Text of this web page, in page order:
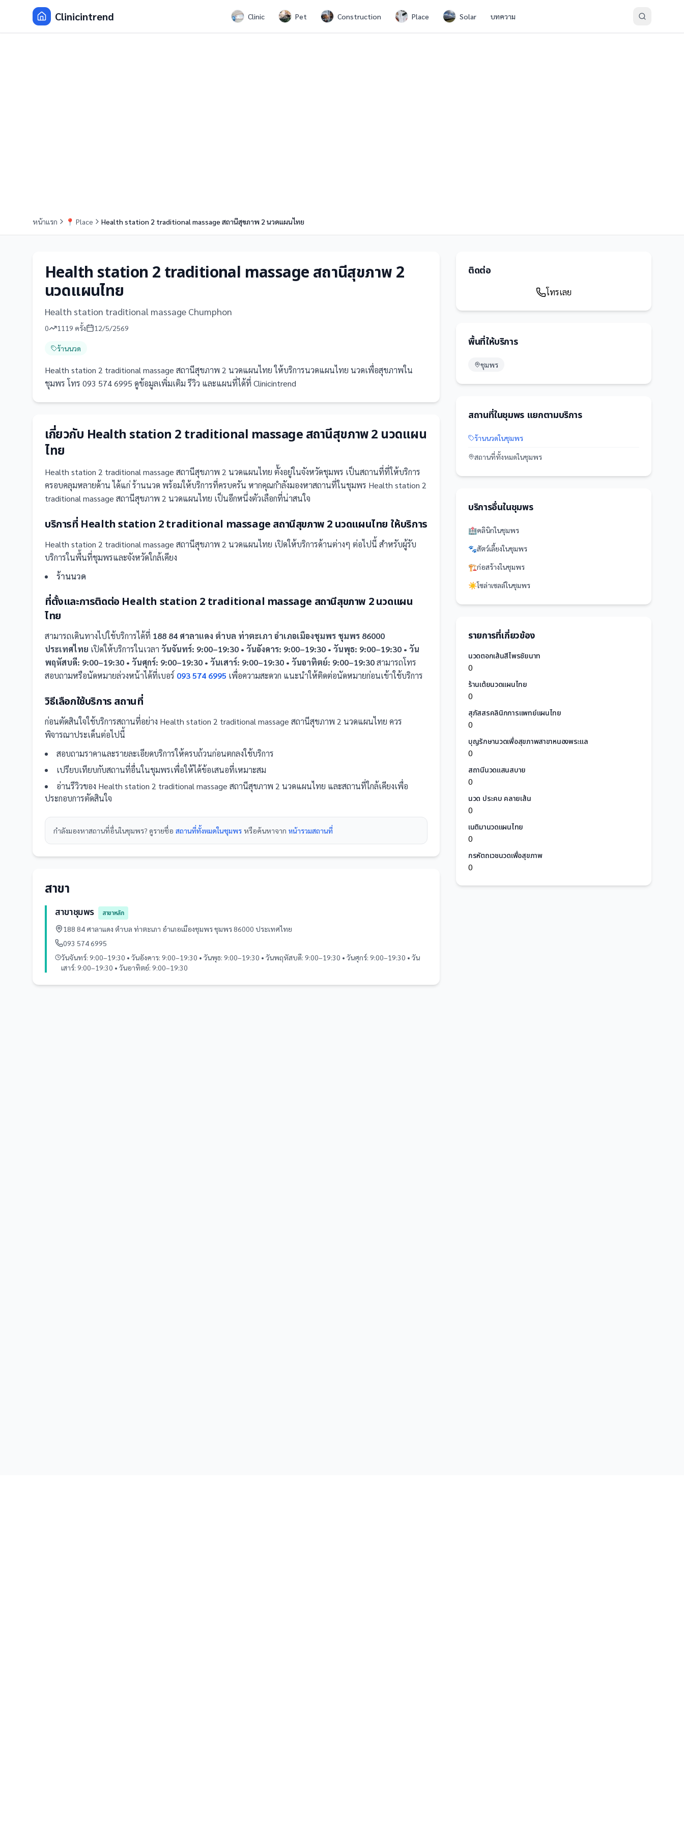
Clinicintrend Clinic Pet Construction Place Solar บทความ
หน้าแรก 📍 Place Health station 2 traditional massage สถานีสุขภาพ 2 นวดแผนไทย
Health station 2 traditional massage สถานีสุขภาพ 2
นวดแผนไทย
Health station traditional massage Chumphon
0 1119 ครั้ง 12/5/2569
ร้านนวด
Health station 2 traditional massage สถานีสุขภาพ 2 นวดแผนไทย ให้บริการนวดแผนไทย นวดเพื่อสุขภาพใน
ชุมพร โทร 093 574 6995 ดูข้อมูลเพิ่มเติม รีวิว และแผนที่ได้ที่ Clinicintrend
เกี่ยวกับ Health station 2 traditional massage สถานีสุขภาพ 2 นวดแผน
ไทย
Health station 2 traditional massage สถานีสุขภาพ 2 นวดแผนไทย ตั้งอยู่ในจังหวัดชุมพร เป็นสถานที่ที่ให้บริการ
ครอบคลุมหลายด้าน ได้แก่ ร้านนวด พร้อมให้บริการที่ครบครัน หากคุณกำลังมองหาสถานที่ในชุมพร Health station 2
traditional massage สถานีสุขภาพ 2 นวดแผนไทย เป็นอีกหนึ่งตัวเลือกที่น่าสนใจ
บริการที่ Health station 2 traditional massage สถานีสุขภาพ 2 นวดแผนไทย ให้บริการ
Health station 2 traditional massage สถานีสุขภาพ 2 นวดแผนไทย เปิดให้บริการด้านต่างๆ ต่อไปนี้ สำหรับผู้รับ
บริการในพื้นที่ชุมพรและจังหวัดใกล้เคียง
ร้านนวด
ที่ตั้งและการติดต่อ Health station 2 traditional massage สถานีสุขภาพ 2 นวดแผน
ไทย
สามารถเดินทางไปใช้บริการได้ที่ 188 84 ศาลาแดง ตำบล ท่าตะเภา อำเภอเมืองชุมพร ชุมพร 86000
ประเทศไทย เปิดให้บริการในเวลา วันจันทร์: 9:00–19:30 • วันอังคาร: 9:00–19:30 • วันพุธ: 9:00–19:30 • วัน
พฤหัสบดี: 9:00–19:30 • วันศุกร์: 9:00–19:30 • วันเสาร์: 9:00–19:30 • วันอาทิตย์: 9:00–19:30สามารถโทร
สอบถามหรือนัดหมายล่วงหน้าได้ที่เบอร์ 093 574 6995 เพื่อความสะดวก แนะนำให้ติดต่อนัดหมายก่อนเข้าใช้บริการ
วิธีเลือกใช้บริการ สถานที่
ก่อนตัดสินใจใช้บริการสถานที่อย่าง Health station 2 traditional massage สถานีสุขภาพ 2 นวดแผนไทย ควร
พิจารณาประเด็นต่อไปนี้
สอบถามราคาและรายละเอียดบริการให้ครบถ้วนก่อนตกลงใช้บริการ
เปรียบเทียบกับสถานที่อื่นในชุมพรเพื่อให้ได้ข้อเสนอที่เหมาะสม
อ่านรีวิวของ Health station 2 traditional massage สถานีสุขภาพ 2 นวดแผนไทย และสถานที่ใกล้เคียงเพื่อ
ประกอบการตัดสินใจ
กำลังมองหาสถานที่อื่นในชุมพร? ดูรายชื่อ สถานที่ทั้งหมดในชุมพร หรือค้นหาจาก หน้ารวมสถานที่
สาขา
สาขาชุมพร
สาขาหลัก
188 84 ศาลาแดง ตำบล ท่าตะเภา อำเภอเมืองชุมพร ชุมพร 86000 ประเทศไทย
093 574 6995
วันจันทร์: 9:00–19:30 • วันอังคาร: 9:00–19:30 • วันพุธ: 9:00–19:30 • วันพฤหัสบดี: 9:00–19:30 • วันศุกร์: 9:00–19:30 • วัน
เสาร์: 9:00–19:30 • วันอาทิตย์: 9:00–19:30
ติดต่อ
โทรเลย
พื้นที่ให้บริการ
ชุมพร
สถานที่ในชุมพร แยกตามบริการ
ร้านนวดในชุมพร
สถานที่ทั้งหมดในชุมพร
บริการอื่นในชุมพร
🏥คลินิกในชุมพร
🐾สัตว์เลี้ยงในชุมพร
🏗️ก่อสร้างในชุมพร
☀️โซล่าเซลล์ในชุมพร
รายการที่เกี่ยวข้อง
นวดตอกเส้นสีไพรชัยนาท
0
ร้านเต้ยนวดแผนไทย
0
สุภัสสรคลินิกการแพทย์แผนไทย
0
บุญรักษานวดเพื่อสุขภาพสาขาหนองพระแล
0
สถานีนวดแสนสบาย
0
นวด ประคบ คลายเส้น
0
เนติมานวดแผนไทย
0
กรหัตถเวชนวดเพื่อสุขภาพ
0